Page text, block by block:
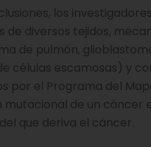
los
diversos tejidos,
de pulmón,
células escamosas) y
por el Programa del
de un cáncer
que deriva el cáncer.